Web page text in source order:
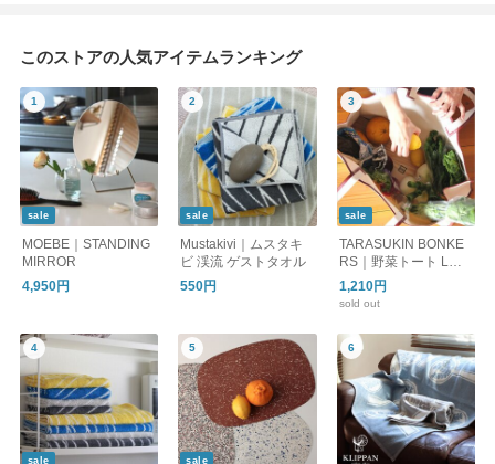
このストアの人気アイテムランキング
sale
MOEBE｜STANDING
MIRROR
4,950円
sale
Mustakivi｜ムスタキ
ビ 渓流 ゲストタオル
550円
sale
TARASUKIN BONKE
RS｜野菜トート L
【ギフト】
1,210円
sold out
sale sale